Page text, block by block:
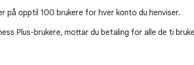
på opptil 100 brukere for hver konto du henviser.
Plus-brukere, mottar du betaling for alle de ti